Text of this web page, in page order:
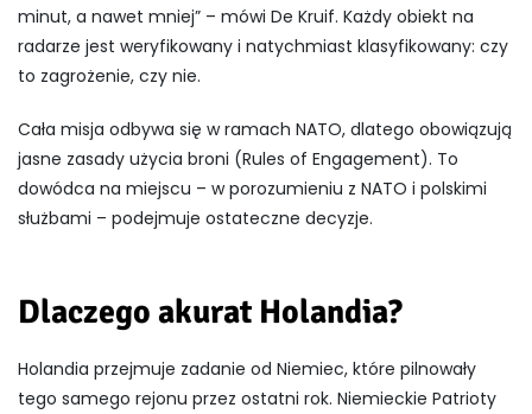
minut, a nawet mniej” – mówi De Kruif. Każdy obiekt na
radarze jest weryfikowany i natychmiast klasyfikowany: czy
to zagrożenie, czy nie.
Cała misja odbywa się w ramach NATO, dlatego obowiązują
jasne zasady użycia broni (Rules of Engagement). To
dowódca na miejscu – w porozumieniu z NATO i polskimi
służbami – podejmuje ostateczne decyzje.
Dlaczego akurat Holandia?
Holandia przejmuje zadanie od Niemiec, które pilnowały
tego samego rejonu przez ostatni rok. Niemieckie Patrioty